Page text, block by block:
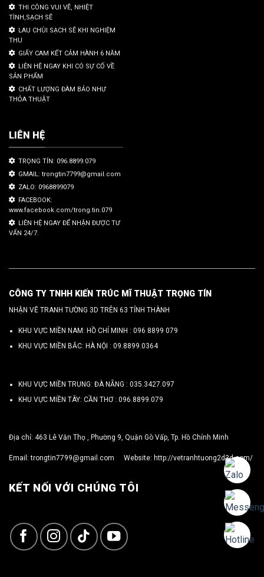
THI CÔNG VUI VẼ, NHIỆT
TÌNH,SẠCH SẼ
LAU CHÙI SẠCH SẼ KHI NGHIỆM
THU
GIẤY CAM KẾT CẢM HÀNH 6 NĂM
LIÊN HỆ NGAY KHI CÓ SỰ CỐ VỀ
SẢN PHẨM
CHẤT LƯỢNG ĐÀM BẢO NHƯ
THỎA THUẬT
LIÊN HỆ
TRỌNG TÍN: 096.8899.079
GMAIL: trongtin7799@gmail.com
ZALO: 0968899079
FACEBOOK:
www.facebook.com/trong.tin.079
LIÊN HỆ NGAY ĐỂ NHẬN ĐƯỢC TƯ
VẤN 24/7.
CÔNG TY TNHH KIẾN TRÚC MĨ THUẬT TRỌNG TÍN
NHẬN VẼ TRANH TƯỜNG 3D TRÊN 63 TỈNH THÀNH
KHU VỰC MIỀN NAM: HỒ CHÍ MINH : 096 8899 079
KHU VỰC MIỀN BẮC: HÀ NỘI : 09.8899.0364
KHU VỰC MIỀN TRUNG: ĐÀ NẴNG : 035.3427.097
KHU VỰC MIỀN TÂY: CẦN THƠ : 096.8899.079
Địa chỉ: 463 Lê Văn Thọ , Phường 9, Quận Gò Vấp, Tp. Hồ Chính Minh
Email:trongtin7799@gmail.com Website: http://vetranhtuong2d3d.com/
KẾT NỐI VỚI CHÚNG TÔI